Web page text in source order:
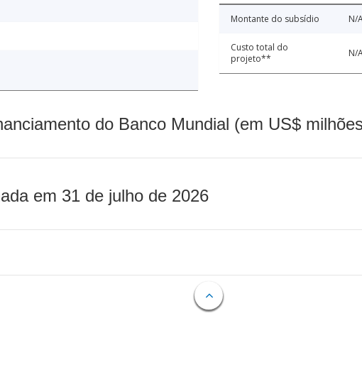
Montante do subsídio N/
Custo total do
projeto**
N/
do Banco Mundial (em US$
em 31 de julho de 2026